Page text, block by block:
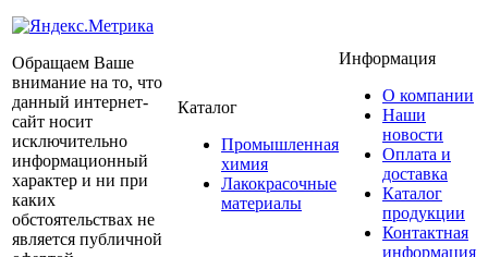
Обращаем Ваше
внимание на то, что
данный интернет-
сайт носит
исключительно
информационный
характер и ни при
каких
обстоятельствах не
является публичной
Каталог
Промышленная
химия
Лакокрасочные
материалы
Информация
О компании
Наши
новости
Оплата и
доставка
Каталог
продукции
Контактная
информация